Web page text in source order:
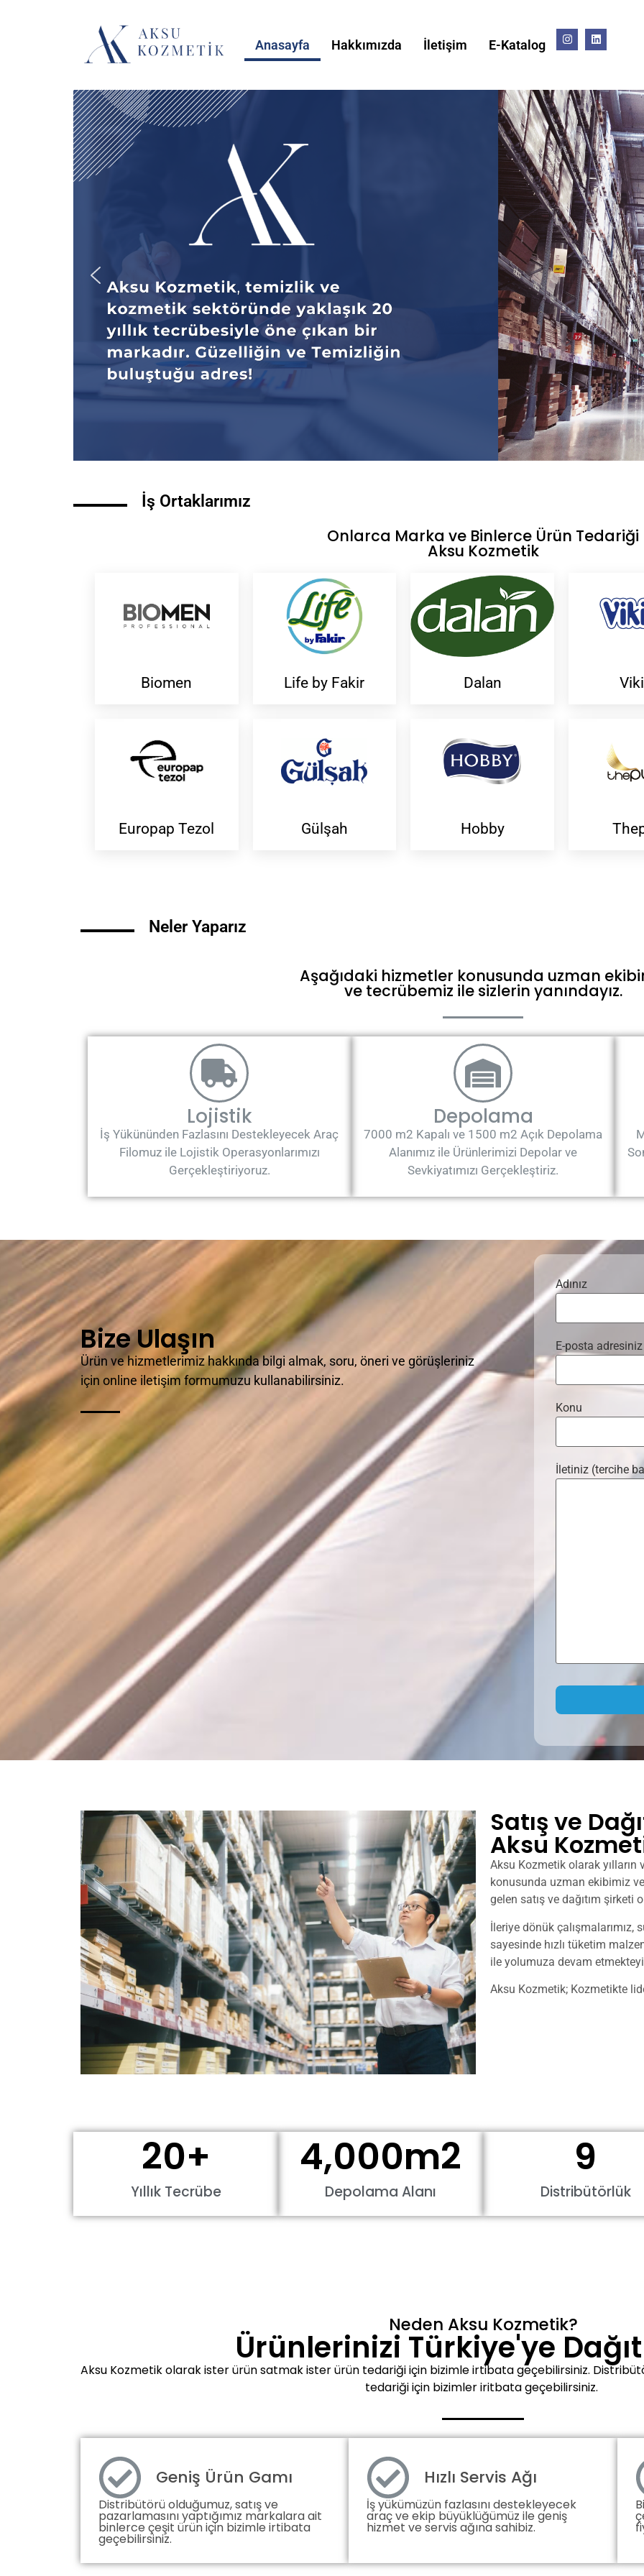
Anasayfa Hakkımızda İletişim E-Katalog
İş Ortaklarımız
Onlarca Marka ve Binlerce Ürün Tedariği
Aksu Kozmetik
Biomen Life by Fakir Dalan
Europap Tezol Gülşah Hobby
Neler Yaparız
Aşağıdaki hizmetler konusunda uzman
ve tecrübemiz ile sizlerin yanındayız.
Lojistik
İş Yükününden Fazlasını Destekleyecek Araç
Filomuz ile Lojistik Operasyonlarımızı
Gerçekleştiriyoruz.
Depolama
7000 m2 Kapalı ve 1500 m2 Açık Depolama
Alanımız ile Ürünlerimizi Depolar ve
Sevkiyatımızı Gerçekleştiriz.
Bize Ulaşın
Ürün ve hizmetlerimiz hakkında bilgi almak, soru, öneri ve görüşleriniz
için online iletişim formumuzu kullanabilirsiniz.
Adınız
E-posta adresiniz
Konu
İletiniz (tercihe
Alternative:
Satış ve
Aksu
Aksu Kozmetik olarak
konusunda uzman ekibimiz
gelen satış ve dağıtım
İleriye dönük çalışmalarımız,
sayesinde hızlı tüketim
ile yolumuza devam
Aksu Kozmetik; Kozmetikte
Yıllık Tecrübe
20+
Depolama Alanı
4,000m2
Distribütörlük
9
Neden Aksu Kozmetik?
Ürünlerinizi Türkiye'ye
Aksu Kozmetik olarak ister ürün satmak ister ürün tedariği için bizimle irtibata geçebilirsiniz.
tedariği için bizimler iritbata geçebilirsiniz.
Geniş Ürün Gamı
Distribütörü olduğumuz, satış ve
pazarlamasını yaptığımız markalara ait
binlerce çeşit ürün için bizimle irtibata
geçebilirsiniz.
Hızlı Servis Ağı
İş yükümüzün fazlasını destekleyecek
araç ve ekip büyüklüğümüz ile geniş
hizmet ve servis ağına sahibiz.